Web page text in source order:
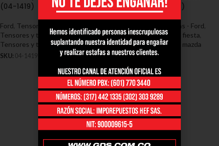
(04-1419)
Ford Tensores y Tijeras - Ford
Tensores y tijeras ford eco sport,
Tensores y tijeras ford fiesta
SKU: 04-1419
2013/2016 (04-1407)
Tensores y Tijeras - Ford
Tensores y tijeras ford fiesta
Tensores y tijeras ford mazda
SKU:04-1407